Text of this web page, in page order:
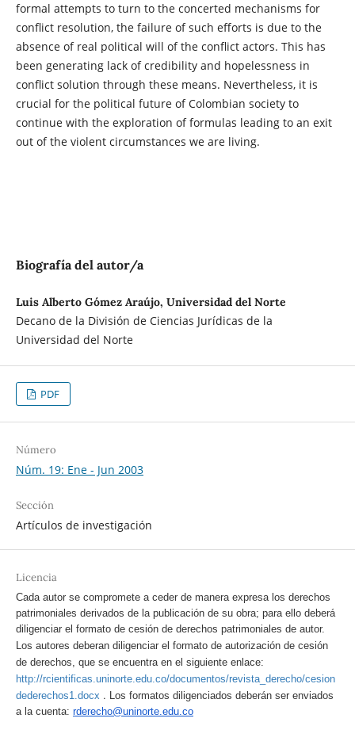
formal attempts to turn to the concerted mechanisms for
conflict resolution, the failure of such efforts is due to the
absence of real political will of the conflict actors. This has
been generating lack of credibility and hopelessness in
conflict solution through these means. Nevertheless, it is
crucial for the political future of Colombian society to
continue with the exploration of formulas leading to an exit
out of the violent circumstances we are living.
Biografía del autor/a
Luis Alberto Gómez Araújo, Universidad del Norte
Decano de la División de Ciencias Jurídicas de la
Universidad del Norte
PDF
Número
Núm. 19: Ene - Jun 2003
Sección
Artículos de investigación
Licencia
Cada autor se compromete a ceder de manera expresa los derechos
patrimoniales derivados de la publicación de su obra; para ello deberá
diligenciar el formato de cesión de derechos patrimoniales de autor.
Los autores deberan diligenciar el formato de autorización de cesión
de derechos, que se encuentra en el siguiente enlace:
http://rcientificas.uninorte.edu.co/documentos/revista_derecho/cesion
dederechos1.docx . Los formatos diligenciados deberán ser enviados
a la cuenta: rderecho@uninorte.edu.co